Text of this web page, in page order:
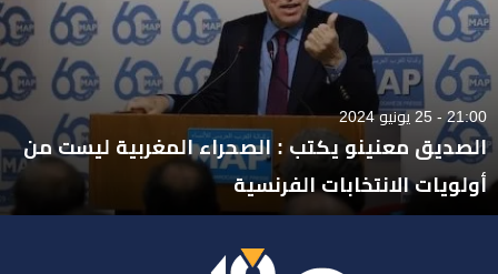
21:00 - 25 يونيو 2024
الصديق معنينو يكتب : الصحراء المغربية ليست من
أولويات الانتخابات الفرنسية